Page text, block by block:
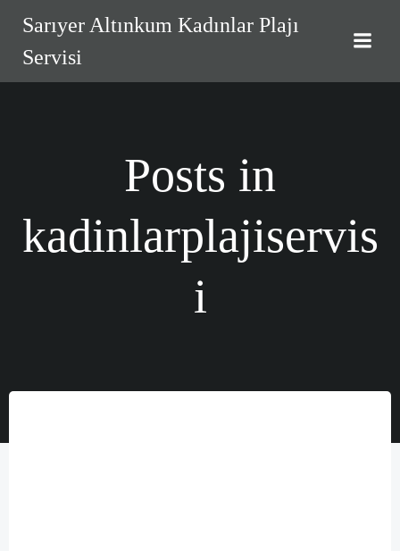
geç
Sarıyer Altınkum Kadınlar Plajı
Servisi
Posts in
kadinlarplajiservis
i